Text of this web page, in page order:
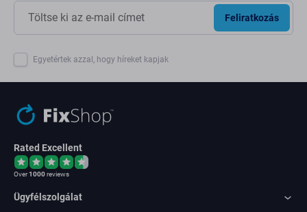
Feliratkozás
Egyetértek azzal, hogy híreket kapjak
Rated Excellent
Over1000reviews
Ügyfélszolgálat